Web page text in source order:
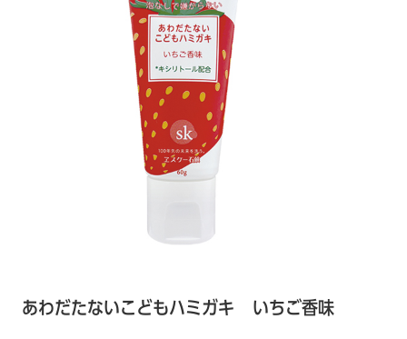
あわだたないこどもハミガキ いちご香味